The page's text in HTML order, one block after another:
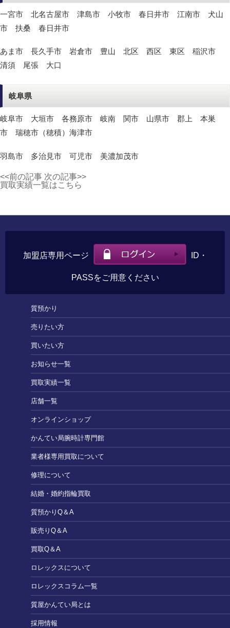
一宮市 北名古屋市 津島市 小牧市 春日井市 江南市 犬山
市 扶桑 春日井市
あま市 長久手市 岩倉市 豊山 北区 西区 東区 稲沢市
清須 尾張 大口
岐阜県
岐阜市 大垣市 各務原市 岐南 関市 山県市 郡上 本巣
市 瑞穂市（穂積）海津市
羽島市 多治見市 可児市 美濃加茂市
<<前の記事 次の記事>>
買取実績一覧はこちら
加盟店専用ページ ID・
PASSをご用意ください
質預かり
売りたい方
買いたい方
お知らせ一覧
買取実績一覧
店舗一覧
オンラインショップ
かんてい局腕時計専門館
業者様専用買取について
修理について
結婚・婚約指輪買取
質預かりQ＆A
販売りQ＆A
買取Q＆A
ロレックスについて
ロレックスコラム一覧
質屋かんてい局とは
採用情報